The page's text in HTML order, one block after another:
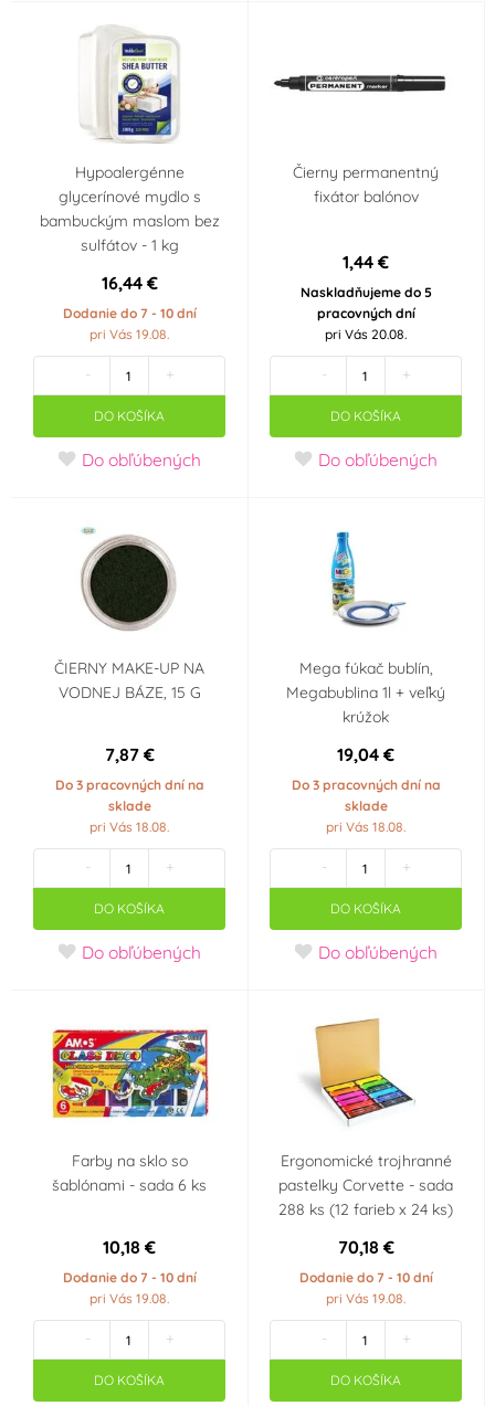
Hypoalergénne
glycerínové mydlo s
bambuckým maslom bez
sulfátov - 1 kg
16,44 €
Dodanie do 7 - 10 dní
pri Vás 19.08.
- +
DO KOŠÍKA
Do obľúbených
Čierny permanentný
fixátor balónov
1,44 €
Naskladňujeme do 5
pracovných dní
pri Vás 20.08.
- +
DO KOŠÍKA
Do obľúbených
ČIERNY MAKE-UP NA
VODNEJ BÁZE, 15 G
7,87 €
Do 3 pracovných dní na
sklade
pri Vás 18.08.
- +
DO KOŠÍKA
Do obľúbených
Mega fúkač bublín,
Megabublina 1l + veľký
krúžok
19,04 €
Do 3 pracovných dní na
sklade
pri Vás 18.08.
- +
DO KOŠÍKA
Do obľúbených
Farby na sklo so
šablónami - sada 6 ks
10,18 €
Dodanie do 7 - 10 dní
pri Vás 19.08.
- +
DO KOŠÍKA
Ergonomické trojhranné
pastelky Corvette - sada
288 ks (12 farieb x 24 ks)
70,18 €
Dodanie do 7 - 10 dní
pri Vás 19.08.
- +
DO KOŠÍKA